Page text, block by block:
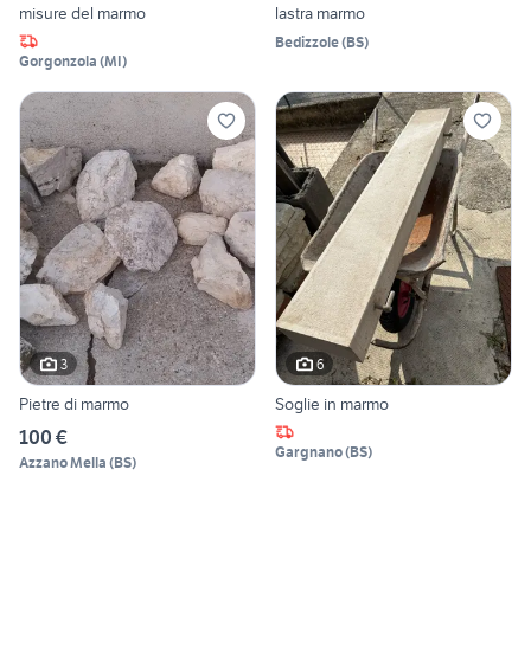
misure del marmo
Gorgonzola (MI)
lastra marmo
Bedizzole(BS)
3
Pietre di marmo
100 €
Azzano Mella (BS)
6
Soglie in marmo
Gargnano(BS)